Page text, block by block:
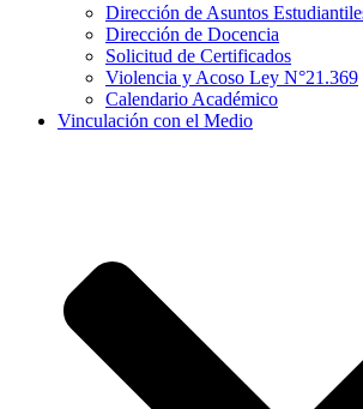
Dirección de Asuntos
Dirección de Docencia
Solicitud de Certificados
Violencia y Acoso Ley N°21.369
Calendario Académico
Vinculación con el Medio